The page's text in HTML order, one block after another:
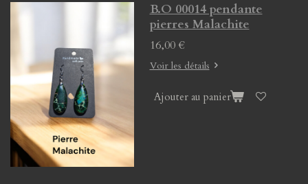
B.O 00014 pendante
pierres Malachite
16,00 €
Voir les détails
Ajouter au panier